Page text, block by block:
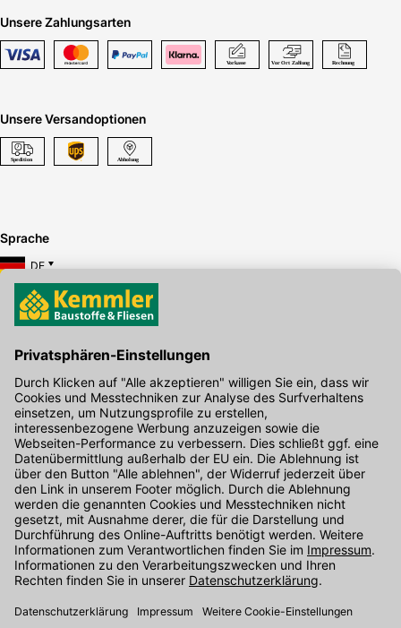
Unsere Zahlungsarten
Unsere Versandoptionen
Sprache
DE
Hier gibt's die kostenlose App
Kontakt
Unser Onlineshop Team ist montags bis freitags von 08:00 - 17:00
Uhr unter der Telefonnummer07071 / 151-151für Sie erreichbar.
Alternativ können Sie unser Kontaktformular nutzen.
Den Kontakt direkt in unsere Niederlassungen finden Sie